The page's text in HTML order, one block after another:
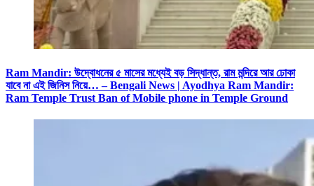
Ram Mandir: উদ্বোধনের ৫ মাসের মধ্যেই বড় সিদ্ধান্ত, রাম মন্দিরে আর ঢোকা
যাবে না এই জিনিস নিয়ে… – Bengali News | Ayodhya Ram Mandir:
Ram Temple Trust Ban of Mobile phone in Temple Ground